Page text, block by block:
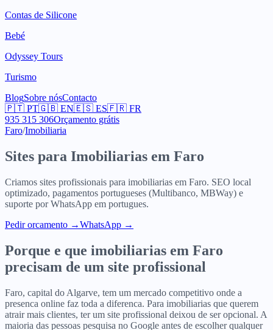
Contas de Silicone
Bebé
Odyssey Tours
Turismo
BlogSobre nósContacto
🇵🇹 PT🇬🇧 EN🇪🇸 ES🇫🇷 FR
935 315 306Orçamento grátis
Faro/Imobiliaria
Sites para Imobiliarias em Faro
Criamos sites profissionais para imobiliarias em Faro. SEO local
optimizado, pagamentos portugueses (Multibanco, MBWay) e
suporte por WhatsApp em portugues.
Pedir orcamento →WhatsApp →
Porque e que imobiliarias em Faro
precisam de um site profissional
Faro, capital do Algarve, tem um mercado competitivo onde a
presenca online faz toda a diferenca. Para imobiliarias que querem
atrair mais clientes, ter um site profissional deixou de ser opcional. A
maioria das pessoas pesquisa no Google antes de escolher qualquer